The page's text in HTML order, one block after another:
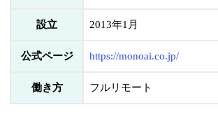
設立 2013年1月
公式ページ https://monoai.co.jp/
働き方 フルリモート